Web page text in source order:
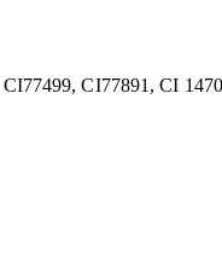
CI77891, CI